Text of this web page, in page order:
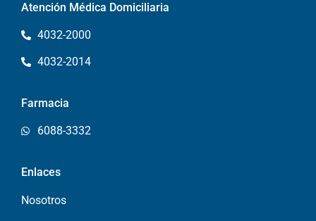
Atención Médica Domiciliaria
4032-2000
4032-2014
Farmacia
6088-3332
Enlaces
Nosotros